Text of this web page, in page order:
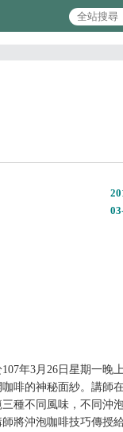
年3月26日星期一晚
啡的神秘面紗。 講師
種不同風味，不同沖
將沖泡咖啡技巧傳授